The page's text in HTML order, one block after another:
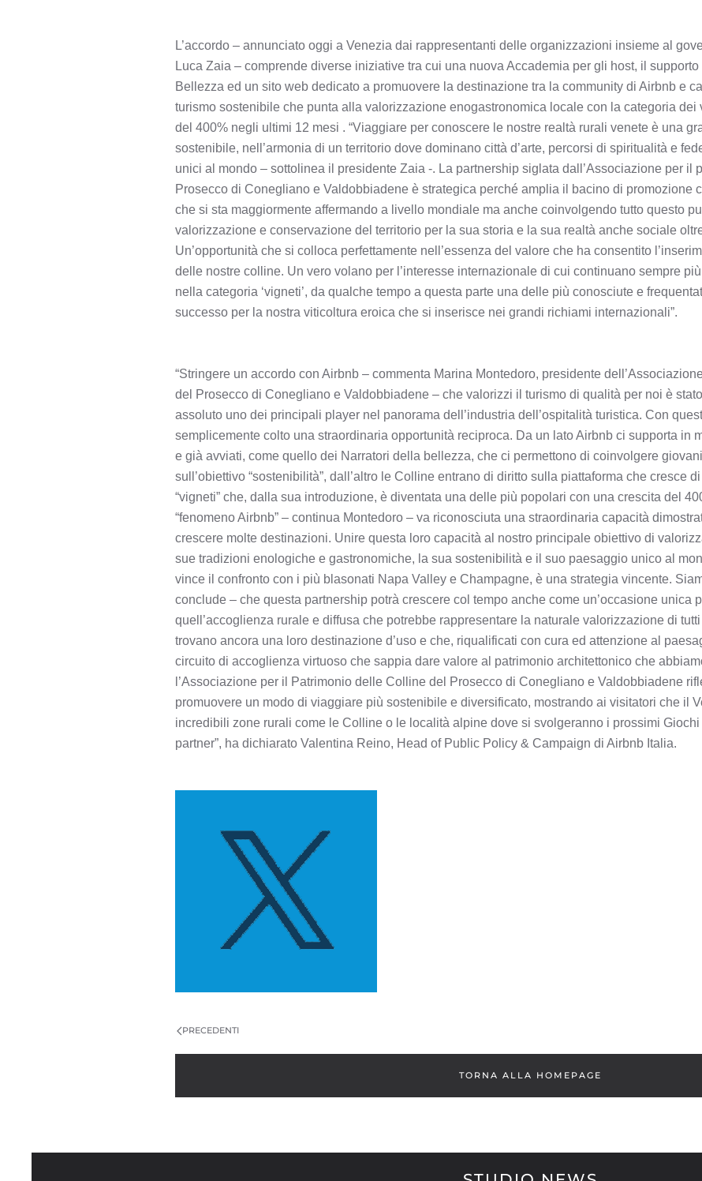
L’accordo – annunciato oggi a Venezia dai rappresentanti delle organizzazioni insieme al
Luca Zaia – comprende diverse iniziative tra cui una nuova Accademia per gli host, il
Bellezza ed un sito web dedicato a promuovere la destinazione tra la community di Airbnb e
turismo sostenibile che punta alla valorizzazione enogastronomica locale con la categoria dei
del 400% negli ultimi 12 mesi . “Viaggiare per conoscere le nostre realtà rurali venete è una
sostenibile, nell’armonia di un territorio dove dominano città d’arte, percorsi di spiritualità e
unici al mondo – sottolinea il presidente Zaia -. La partnership siglata dall’Associazione per il
Prosecco di Conegliano e Valdobbiadene è strategica perché amplia il bacino di promozione
che si sta maggiormente affermando a livello mondiale ma anche coinvolgendo tutto questo
valorizzazione e conservazione del territorio per la sua storia e la sua realtà anche sociale
Un’opportunità che si colloca perfettamente nell’essenza del valore che ha consentito
delle nostre colline. Un vero volano per l’interesse internazionale di cui continuano sempre
nella categoria ‘vigneti’, da qualche tempo a questa parte una delle più conosciute e
successo per la nostra viticoltura eroica che si inserisce nei grandi richiami internazionali”.
“Stringere un accordo con Airbnb – commenta Marina Montedoro, presidente
del Prosecco di Conegliano e Valdobbiadene – che valorizzi il turismo di qualità per noi è
assoluto uno dei principali player nel panorama dell’industria dell’ospitalità turistica. Con
semplicemente colto una straordinaria opportunità reciproca. Da un lato Airbnb ci supporta in
e già avviati, come quello dei Narratori della bellezza, che ci permettono di coinvolgere
sull’obiettivo “sostenibilità”, dall’altro le Colline entrano di diritto sulla piattaforma che cresce
“vigneti” che, dalla sua introduzione, è diventata una delle più popolari con una crescita del
“fenomeno Airbnb” – continua Montedoro – va riconosciuta una straordinaria capacità
crescere molte destinazioni. Unire questa loro capacità al nostro principale obiettivo di
sue tradizioni enologiche e gastronomiche, la sua sostenibilità e il suo paesaggio unico al
vince il confronto con i più blasonati Napa Valley e Champagne, è una strategia vincente.
conclude – che questa partnership potrà crescere col tempo anche come un’occasione unica
quell’accoglienza rurale e diffusa che potrebbe rappresentare la naturale valorizzazione di
trovano ancora una loro destinazione d’uso e che, riqualificati con cura ed attenzione al
circuito di accoglienza virtuoso che sappia dare valore al patrimonio architettonico che
l’Associazione per il Patrimonio delle Colline del Prosecco di Conegliano e Valdobbiadene
promuovere un modo di viaggiare più sostenibile e diversificato, mostrando ai visitatori che il
incredibili zone rurali come le Colline o le località alpine dove si svolgeranno i prossimi
partner”, ha dichiarato Valentina Reino, Head of Public Policy & Campaign di Airbnb Italia.
PRECEDENTI
TORNA ALLA HOMEPAGE